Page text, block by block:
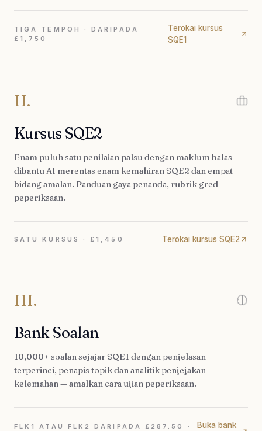
TIGA TEMPOH · DARIPADA
£1,750
Terokai kursus
SQE1
II.
Kursus SQE2
Enam puluh satu penilaian palsu dengan maklum balas
dibantu AI merentas enam kemahiran SQE2 dan empat
bidang amalan. Panduan gaya penanda, rubrik gred
peperiksaan.
SATU KURSUS · £1,450 Terokai kursus SQE2
III.
Bank Soalan
10,000+ soalan sejajar SQE1 dengan penjelasan
terperinci, penapis topik dan analitik penjejakan
kelemahan — amalkan cara ujian peperiksaan.
FLK1 ATAU FLK2 DARIPADA £287.50 ·
Buka bank